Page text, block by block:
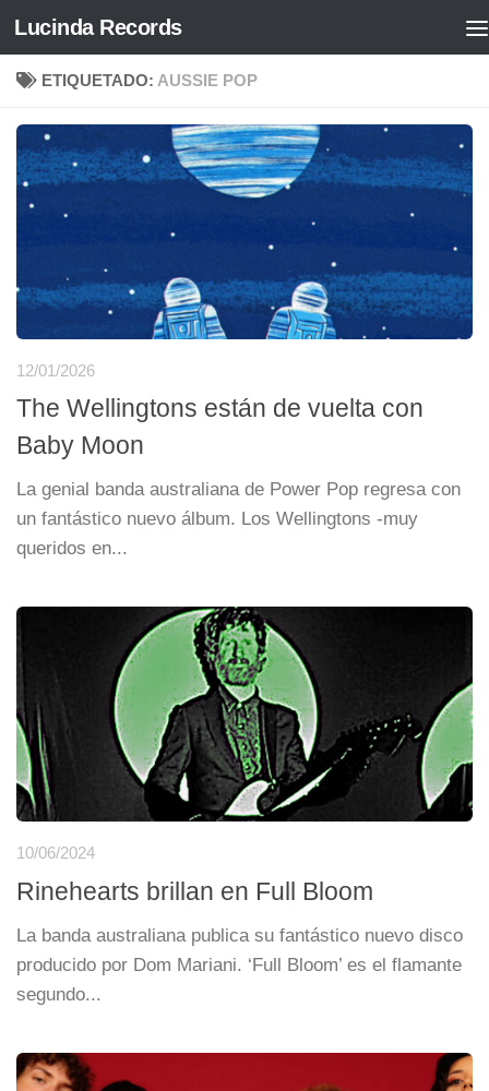
Saltar al contenido
Lucinda Records
ETIQUETADO: AUSSIE POP
12/01/2026
The Wellingtons están de vuelta con
Baby Moon
La genial banda australiana de Power Pop regresa con
un fantástico nuevo álbum. Los Wellingtons -muy
queridos en...
10/06/2024
Rinehearts brillan en Full Bloom
La banda australiana publica su fantástico nuevo disco
producido por Dom Mariani. ‘Full Bloom’ es el flamante
segundo...